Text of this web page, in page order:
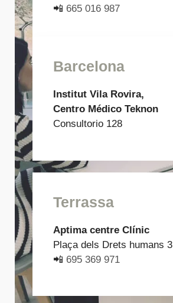
📲 665 016 987
Barcelona
Institut Vila Rovira,
Centro Médico Teknon
Consultorio 128
Terrassa
Aptima centre Clínic
Plaça dels Drets humans 3
📲 695 369 971